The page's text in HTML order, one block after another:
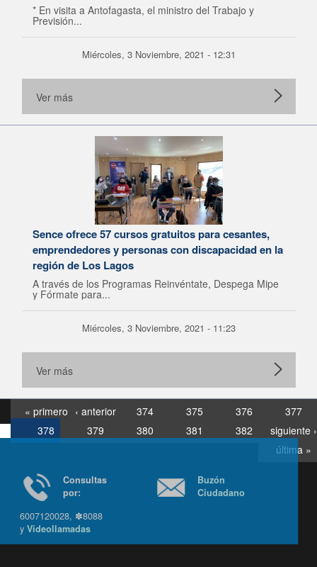
* En visita a Antofagasta, el ministro del Trabajo y
Previsión...
Miércoles, 3 Noviembre, 2021 - 12:31
Ver más
Sence ofrece 57 cursos gratuitos para cesantes,
emprendedores y personas con discapacidad en la
región de Los Lagos
A través de los Programas Reinvéntate, Despega Mipe
y Fórmate para...
Miércoles, 3 Noviembre, 2021 - 11:23
Ver más
« primero ‹ anterior 374 375 376
377
378
379 380 381 382
siguiente ›
última »
Consultas
6007120028, ✽8088
yVideollamadas
Buzón
Ciudadano